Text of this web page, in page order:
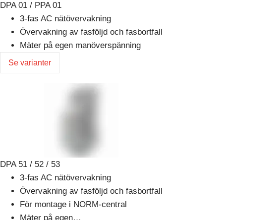
DPA 01 / PPA 01
3-fas AC nätövervakning
Övervakning av fasföljd och fasbortfall
Mäter på egen manöverspänning
Se varianter
DPA 51 / 52 / 53
3-fas AC nätövervakning
Övervakning av fasföljd och fasbortfall
För montage i NORM-central
Mäter på egen…